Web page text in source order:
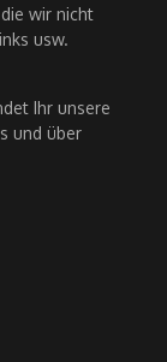
wir nicht
usw.
Ihr unsere
und über